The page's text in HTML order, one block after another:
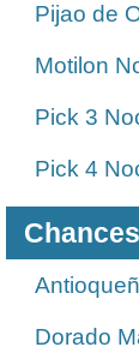
Pijao de
Motilon
Pick 3
Pick 4
Chances
Dorado